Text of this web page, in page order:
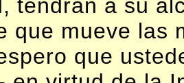
tendrán a su
que mueve las
que